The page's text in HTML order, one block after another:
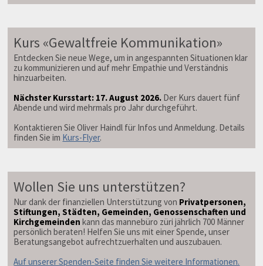
Kurs «Gewaltfreie Kommunikation»
Entdecken Sie neue Wege, um in angespannten Situationen klar
zu kommunizieren und auf mehr Empathie und Verständnis
hinzuarbeiten.
Nächster Kursstart: 17. August 2026. Der Kurs dauert fünf
Abende und wird mehrmals pro Jahr durchgeführt.
Kontaktieren Sie Oliver Haindl für Infos und Anmeldung. Details
finden Sie im Kurs-Flyer.
Wollen Sie uns unterstützen?
Nur dank der finanziellen Unterstützung von Privatpersonen,
Stiftungen, Städten, Gemeinden, Genossenschaften und
Kirchgemeinden kann das mannebüro züri jährlich 700 Männer
persönlich beraten! Helfen Sie uns mit einer Spende, unser
Beratungsangebot aufrechtzuerhalten und auszubauen.
Auf unserer Spenden-Seite finden Sie weitere Informationen.